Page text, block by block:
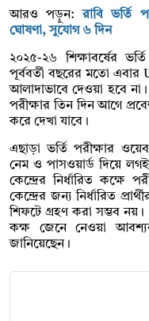
আরও পড়ুন:রাবি ভর্তি
ঘোষণা, সুযোগ ৬ দিন
২০২৫-২৬ শিক্ষাবর্ষের
পূর্ববর্তী বছরের মতো
আলাদাভাবে দেওয়া হবে না।
পরীক্ষার তিন দিন আগে
করে দেখা যাবে।
এছাড়া ভর্তি পরীক্ষার
নেম ও পাসওয়ার্ড দিয়ে লগইন
কেন্দ্রের নির্ধারিত কক্ষে
কেন্দ্রের জন্য নির্ধারিত
শিফটে গ্রহণ করা সম্ভব নয়।
কক্ষ জেনে নেওয়া
জানিয়েছেন।